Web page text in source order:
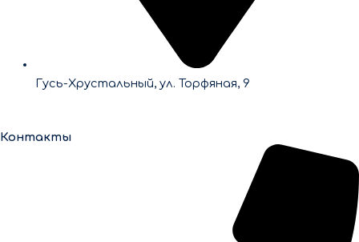
Гусь-Хрустальный, ул. Торфяная, 9
Контакты